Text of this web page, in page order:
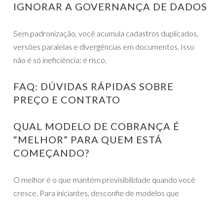
IGNORAR A GOVERNANÇA DE DADOS
Sem padronização, você acumula cadastros duplicados,
versões paralelas e divergências em documentos. Isso
não é só ineficiência: é risco.
FAQ: DÚVIDAS RÁPIDAS SOBRE
PREÇO E CONTRATO
QUAL MODELO DE COBRANÇA É
“MELHOR” PARA QUEM ESTÁ
COMEÇANDO?
O melhor é o que mantém previsibilidade quando você
cresce. Para iniciantes, desconfie de modelos que